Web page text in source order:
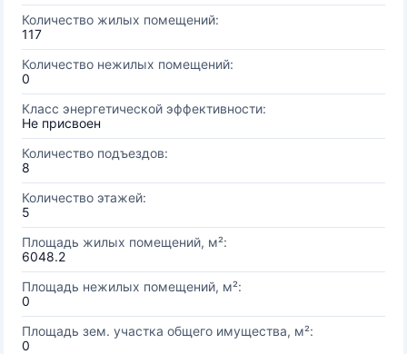
Количество жилых помещений:
117
Количество нежилых помещений:
0
Класс энергетической эффективности:
Не присвоен
Количество подъездов:
8
Количество этажей:
5
Площадь жилых помещений, м²:
6048.2
Площадь нежилых помещений, м²:
0
Площадь зем. участка общего имущества, м²:
0